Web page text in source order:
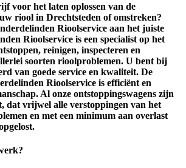
voor het laten oplossen van de
riool in Drechtsteden of omstreken?
Rioolservice aan het juiste
Rioolservice is een specialist op het
reinigen, inspecteren en
soorten rioolproblemen. U bent bij
van goede service en kwaliteit. De
Rioolservice is efficiënt en
Al onze ontstoppingswagens zijn
dat vrijwel alle verstoppingen van het
en met een minimum aan overlast